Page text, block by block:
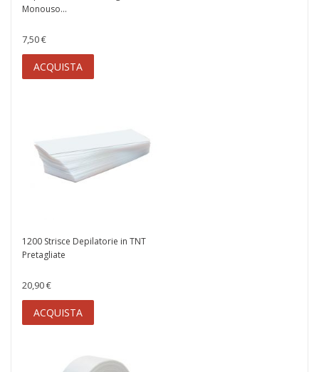
Monouso...
7,50 €
ACQUISTA
1200 Strisce Depilatorie in TNT
Pretagliate
20,90 €
ACQUISTA